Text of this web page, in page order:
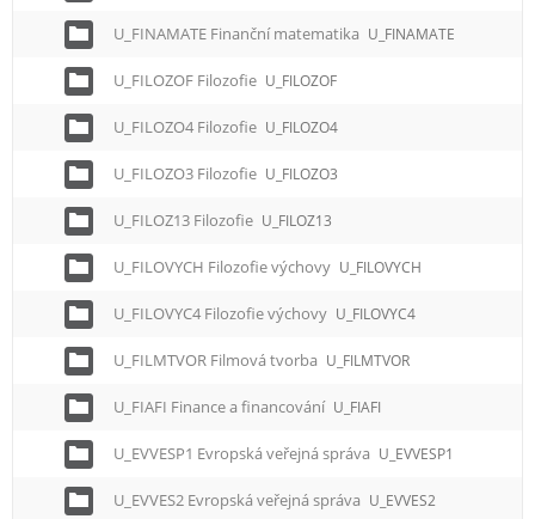
U_FINAMATE Finanční matematika U_FINAMATE
U_FILOZOF Filozofie U_FILOZOF
U_FILOZO4 Filozofie U_FILOZO4
U_FILOZO3 Filozofie U_FILOZO3
U_FILOZ13 Filozofie U_FILOZ13
U_FILOVYCH Filozofie výchovy U_FILOVYCH
U_FILOVYC4 Filozofie výchovy U_FILOVYC4
U_FILMTVOR Filmová tvorba U_FILMTVOR
U_FIAFI Finance a financování U_FIAFI
U_EVVESP1 Evropská veřejná správa U_EVVESP1
U_EVVES2 Evropská veřejná správa U_EVVES2